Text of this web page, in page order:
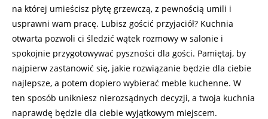
na której umieścisz płytę grzewczą, z pewnością umili i
usprawni wam pracę. Lubisz gościć przyjaciół? Kuchnia
otwarta pozwoli ci śledzić wątek rozmowy w salonie i
spokojnie przygotowywać pyszności dla gości. Pamiętaj, by
najpierw zastanowić się, jakie rozwiązanie będzie dla ciebie
najlepsze, a potem dopiero wybierać meble kuchenne. W
ten sposób unikniesz nierozsądnych decyzji, a twoja kuchnia
naprawdę będzie dla ciebie wyjątkowym miejscem.